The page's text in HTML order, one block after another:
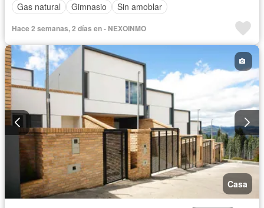
Gas natural
Gimnasio Sin amoblar
Hace 2 semanas, 2 días en - NEXOINMO
Casa